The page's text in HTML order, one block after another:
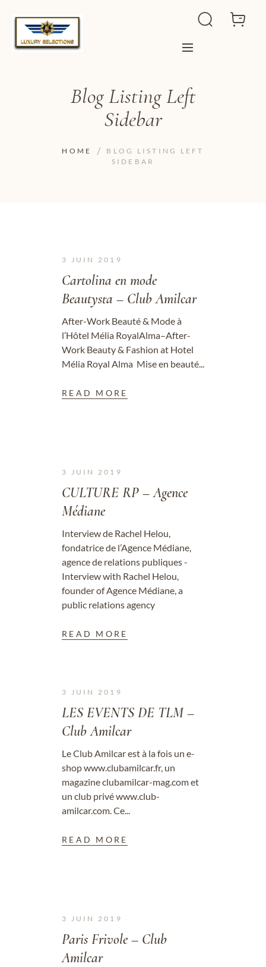
Blog Listing Left
Sidebar
HOME
BLOG LISTING LEFT
SIDEBAR
3 JUIN 2019
Cartolina en mode
Beautysta – Club Amilcar
After-Work Beauté & Mode à
l’Hôtel Mélia RoyalAlma–After-
Work Beauty & Fashion at Hotel
Mélia Royal Alma Mise en beauté...
READ MORE
3 JUIN 2019
CULTURE RP – Agence
Médiane
Interview de Rachel Helou,
fondatrice de l’Agence Médiane,
agence de relations publiques -
Interview with Rachel Helou,
founder of Agence Médiane, a
public relations agency
READ MORE
3 JUIN 2019
LES EVENTS DE TLM –
Club Amilcar
Le Club Amilcar est à la fois un e-
shop www.clubamilcar.fr, un
magazine clubamilcar-mag.com et
un club privé www.club-
amilcar.com. Ce...
READ MORE
3 JUIN 2019
Paris Frivole – Club
Amilcar